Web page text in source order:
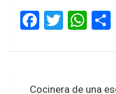
F
ce
T
tt
W
at
Cocinera de una